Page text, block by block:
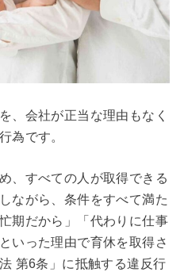
、会社が正当な理由もなく
為です。
、すべての人が取得できる
ながら、条件をすべて満た
期だから」「代わりに仕事
いった理由で育休を取得さ
第6条」に抵触する違反行